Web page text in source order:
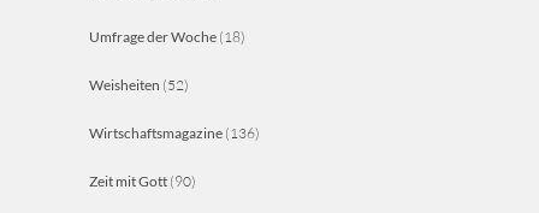
Umfrage der Woche (18)
Weisheiten (52)
Wirtschaftsmagazine (136)
Zeit mit Gott (90)